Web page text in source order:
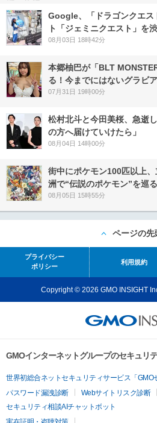
Google、「ドラゴンクエ
ト「ジェミニクエスト」を
08月03日 18時42分
本郷柚巴が「BLT
る！今までにはないグラビ
07月31日 19時00分
松村北斗と今田美桜、急逝
の方へ届けていけたら」
08月04日 14時00分
街中にポケモン100匹以上
洲で“伝説のポケモン”を巡
08月05日 15時55分
ページの先
プライバシー
ポリシー
利用規約
Copyright © 2026 GMO INSIGHT
GMOインターネットグループのセキュリ
世界初総合ネットセキュリティサービス「GMO
パスワード漏洩診断
Webサイトリスク診断
セキュリティ相談AIチャットボット